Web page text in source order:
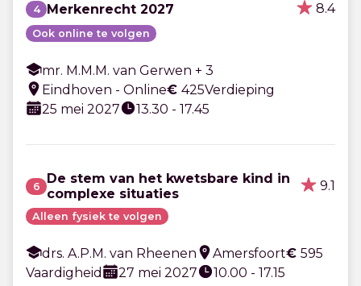
4 Merkenrecht 2027 8.4
Ook online te volgen
mr. M.M.M. van Gerwen + 3
Eindhoven - Online€ 425Verdieping
25 mei 2027
13.30 - 17.45
6
De stem van het kwetsbare kind in
complexe situaties
9.1
Alleen fysiek te volgen
drs. A.P.M. van Rheenen Amersfoort€ 595
Vaardigheid
27 mei 2027 10.00 - 17.15